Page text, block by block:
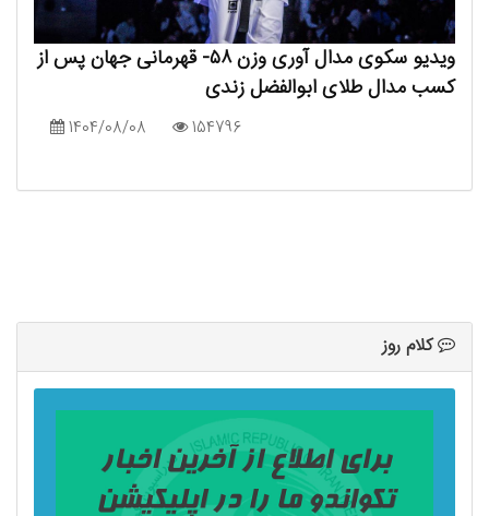
ویدیو سکوی مدال آوری وزن ۵۸- قهرمانی جهان پس از
کسب مدال طلای ابوالفضل زندی ‌
1404/08/08 154796
کلام روز
.